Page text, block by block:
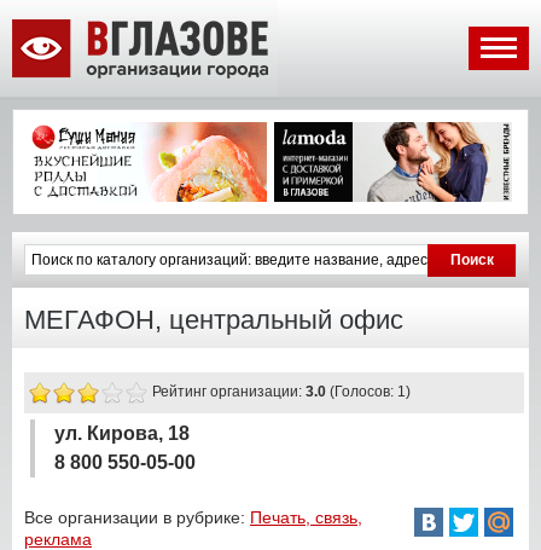
МЕГАФОН, центральный офис
Рейтинг организации: 3.0 (Голосов: 1)
ул. Кирова, 18
8 800 550-05-00
Все организации в рубрике: Печать, связь,
реклама